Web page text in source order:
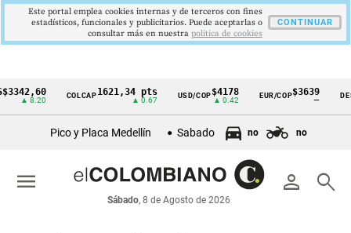
Cintillo
económicos
Colombia
COLCAP1621,34 pts USD/COP$4178
▲ 0.42
EUR/COP$3639
—
Pico y Placa Medellín Sabado no no
person search
Sábado, 8 de Agosto de 2026
menu
Este portal emplea cookies internas y de terceros con fines
estadísticos, funcionales y publicitarios. Puede aceptarlas o
consultar más en nuestra politica de cookies
CONTINUAR